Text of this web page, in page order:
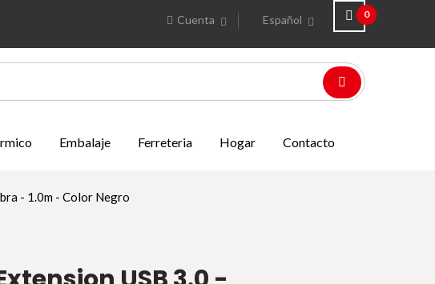
0
Español
Cuenta
Embalaje Ferreteria Hogar Contacto
- 1.0m - Color Negro